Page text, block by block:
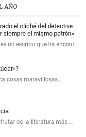
AÑO
el cliché del detective
siempre el mismo patrón»
un escritor que ha encont…
cosas maravillosas…
de la literatura más …